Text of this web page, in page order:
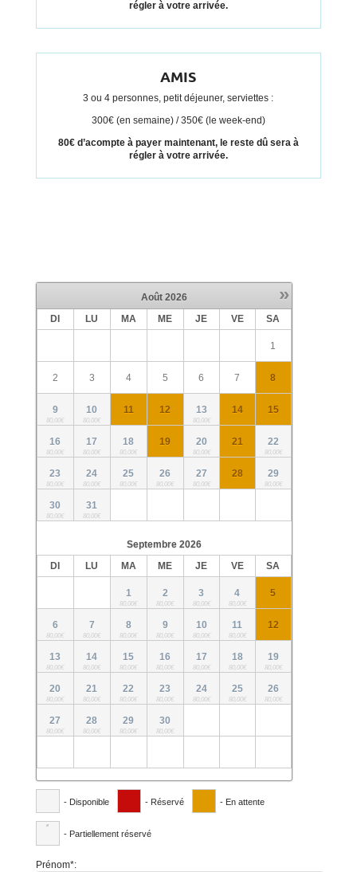
régler à votre arrivée.
AMIS
3 ou 4 personnes, petit déjeuner, serviettes :
300€ (en semaine) / 350€ (le week-end)
80€ d’acompte à payer maintenant, le reste dû sera à
régler à votre arrivée.
»
Août 2026
DI
LU MA ME JE VE SA
1
2 3 4 5 6 7 8
9
80,00€
10
80,00€
11 12 13
80,00€
14 15
16
80,00€
17
80,00€
18
80,00€
19 20
80,00€
21 22
80,00€
23
80,00€
24
80,00€
25
80,00€
26
80,00€
27
80,00€
28 29
80,00€
30
80,00€
31
80,00€
Septembre 2026
DI
LU MA ME JE VE SA
1
80,00€
2
80,00€
3
80,00€
4
80,00€
5
6
80,00€
7
80,00€
8
80,00€
9
80,00€
10
80,00€
11
80,00€
12
13
80,00€
14
80,00€
15
80,00€
16
80,00€
17
80,00€
18
80,00€
19
80,00€
20
80,00€
21
80,00€
22
80,00€
23
80,00€
24
80,00€
25
80,00€
26
80,00€
27
80,00€
28
80,00€
29
80,00€
30
80,00€
- Disponible - Réservé - En attente
·
- Partiellement réservé
Prénom*: